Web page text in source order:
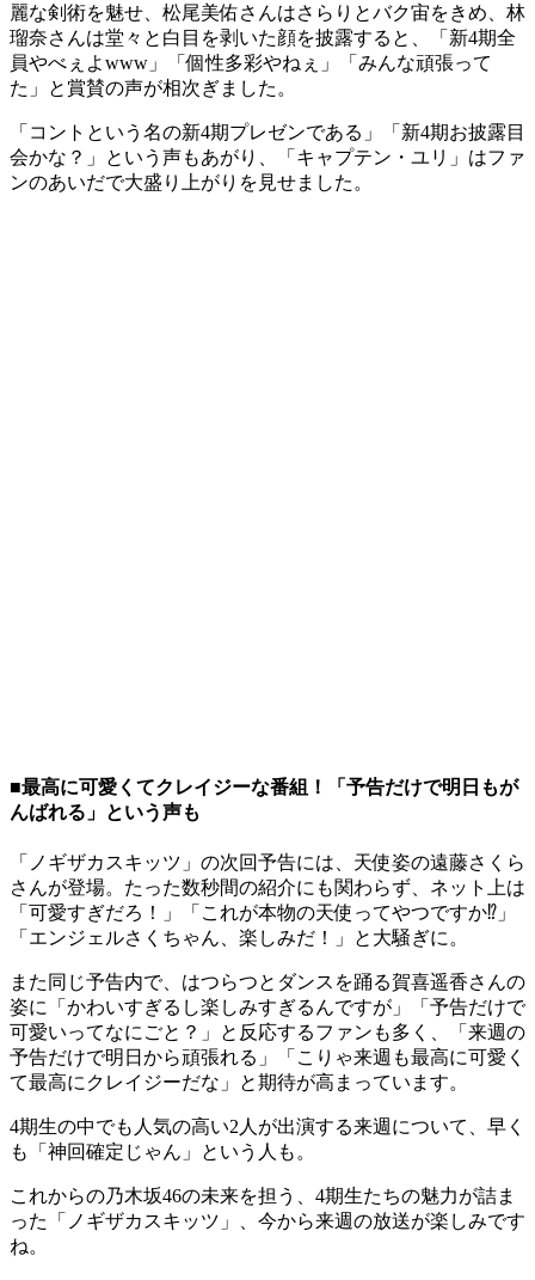
麗な剣術を魅せ、松尾美佑さんはさらりとバク宙をきめ、林
瑠奈さんは堂々と白目を剥いた顔を披露すると、「新4期全
員やべぇよwww」「個性多彩やねぇ」「みんな頑張って
た」と賞賛の声が相次ぎました。
「コントという名の新4期プレゼンである」「新4期お披露目
会かな？」という声もあがり、「キャプテン・ユリ」はファ
ンのあいだで大盛り上がりを見せました。
■最高に可愛くてクレイジーな番組！「予告だけで明日もが
んばれる」という声も
「ノギザカスキッツ」の次回予告には、天使姿の遠藤さくら
さんが登場。たった数秒間の紹介にも関わらず、ネット上は
「可愛すぎだろ！」「これが本物の天使ってやつですか⁉︎」
「エンジェルさくちゃん、楽しみだ！」と大騒ぎに。
また同じ予告内で、はつらつとダンスを踊る賀喜遥香さんの
姿に「かわいすぎるし楽しみすぎるんですが」「予告だけで
可愛いってなにごと？」と反応するファンも多く、「来週の
予告だけで明日から頑張れる」「こりゃ来週も最高に可愛く
て最高にクレイジーだな」と期待が高まっています。
4期生の中でも人気の高い2人が出演する来週について、早く
も「神回確定じゃん」という人も。
これからの乃木坂46の未来を担う、4期生たちの魅力が詰ま
った「ノギザカスキッツ」、今から来週の放送が楽しみです
ね。